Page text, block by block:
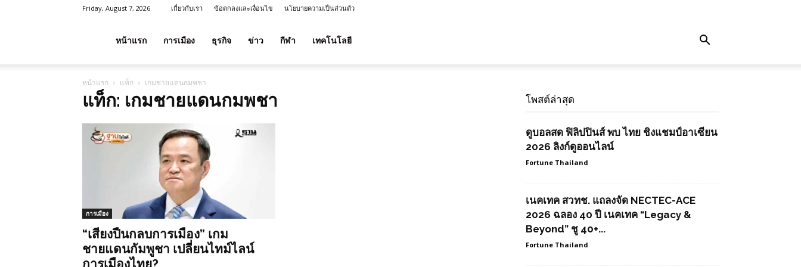
Friday, August 7, 2026 เกี่ยวกับเรา ข้อตกลงและเงื่อนไข นโยบายความเป็นส่วนตัว
ลาภ
ประเทศไทย
หน้าแรก การเมือง ธุรกิจ ข่าว กีฬา เทคโนโลยี
หน้าแรก แท็ก เกมชายแดนกมพชา
แท็ก: เกมชายแดนกมพชา
การเมือง
“เสียงปืนกลบการเมือง” เกม
ชายแดนกัมพูชา เปลี่ยนไทม์ไลน์
การเมืองไทย?
โพสต์ล่าสุด
ดูบอลสด ฟิลิปปินส์ พบ ไทย ชิงแชมป์อาเซียน
2026 ลิงก์ดูออนไลน์
Fortune Thailand
เนคเทค สวทช. แถลงจัด NECTEC-ACE
2026 ฉลอง 40 ปี เนคเทค “Legacy &
Beyond” ชู 40+...
Fortune Thailand